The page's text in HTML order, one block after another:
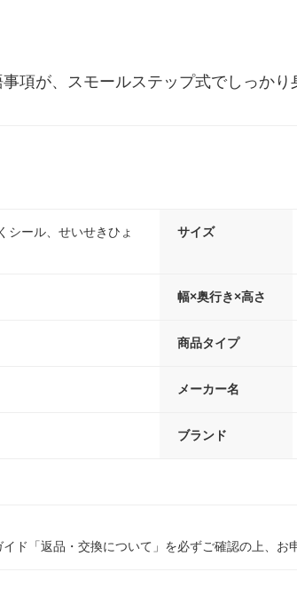
項が、スモールステップ式でしっか
シール、せいせきひょ
サイズ
幅×奥行き×高さ
商品タイプ
メーカー名
ブランド
ド「返品・交換について」を必ずご確認の上、お